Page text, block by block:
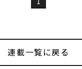
連載一覧に戻る